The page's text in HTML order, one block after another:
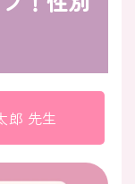
採用情報
郎 先生